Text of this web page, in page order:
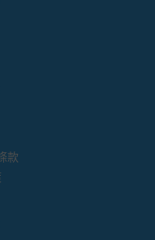
款